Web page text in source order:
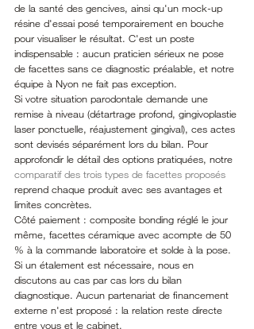
de la santé des gencives, ainsi qu'un mock-up
résine d'essai posé temporairement en bouche
pour visualiser le résultat. C'est un poste
indispensable : aucun praticien sérieux ne pose
de facettes sans ce diagnostic préalable, et notre
équipe à Nyon ne fait pas exception.
Si votre situation parodontale demande une
remise à niveau (détartrage profond, gingivoplastie
laser ponctuelle, réajustement gingival), ces actes
sont devisés séparément lors du bilan. Pour
approfondir le détail des options pratiquées, notre
comparatif des trois types de facettes proposés
reprend chaque produit avec ses avantages et
limites concrètes.
Côté paiement : composite bonding réglé le jour
même, facettes céramique avec acompte de 50
% à la commande laboratoire et solde à la pose.
Si un étalement est nécessaire, nous en
discutons au cas par cas lors du bilan
diagnostique. Aucun partenariat de financement
externe n'est proposé : la relation reste directe
entre vous et le cabinet.